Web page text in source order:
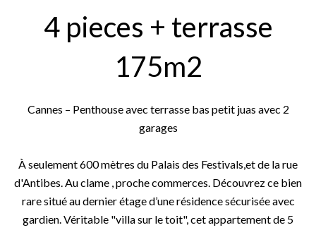
4 pieces + terrasse
175m2
Cannes – Penthouse avec terrasse bas petit juas avec 2
garages
À seulement 600 mètres du Palais des Festivals,et de la rue
d'Antibes. Au clame , proche commerces. Découvrez ce bien
rare situé au dernier étage d’une résidence sécurisée avec
gardien. Véritable "villa sur le toit", cet appartement de 5